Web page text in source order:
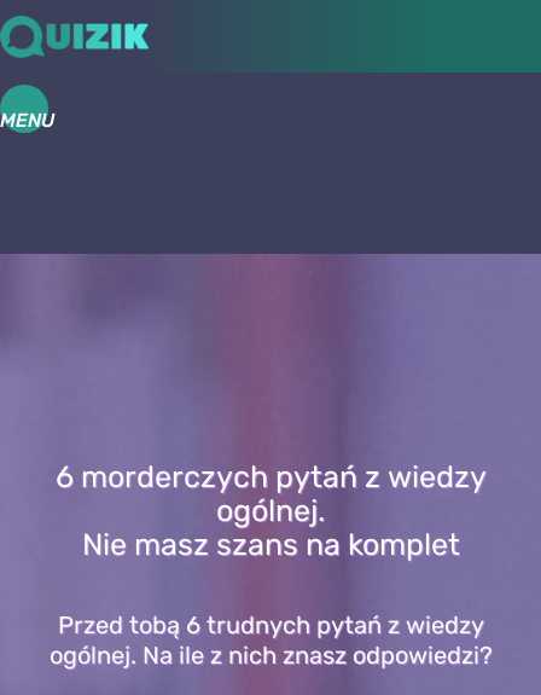
MENU
6 morderczych pytań z wiedzy
ogólnej.
Nie masz szans na komplet
Przed tobą 6 trudnych pytań z wiedzy
ogólnej. Na ile z nich znasz odpowiedzi?